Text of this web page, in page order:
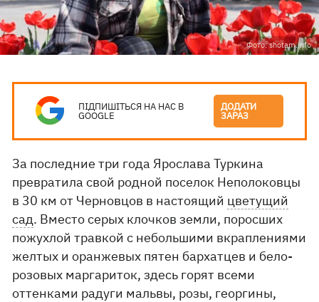
Фото: shotam.info
ПІДПИШІТЬСЯ НА НАС В
GOOGLE
ДОДАТИ
ЗАРАЗ
За последние три года Ярослава Туркина
превратила свой родной поселок Неполоковцы
в 30 км от Черновцов в настоящий цветущий
сад. Вместо серых клочков земли, поросших
пожухлой травкой с небольшими вкраплениями
желтых и оранжевых пятен бархатцев и бело-
розовых маргариток, здесь горят всеми
оттенками радуги мальвы, розы, георгины,